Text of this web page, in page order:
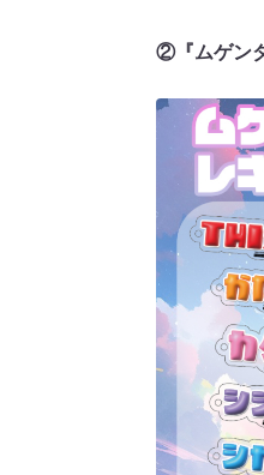
②『ムゲン